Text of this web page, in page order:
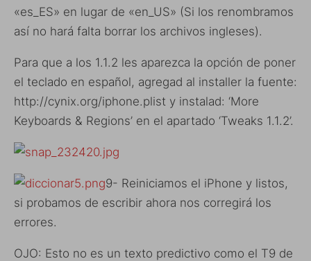
«es_ES» en lugar de «en_US» (Si los renombramos
así no hará falta borrar los archivos ingleses).
Para que a los 1.1.2 les aparezca la opción de poner
el teclado en español, agregad al installer la fuente:
http://cynix.org/iphone.plist y instalad: ‘More
Keyboards & Regions’ en el apartado ‘Tweaks 1.1.2’.
9- Reiniciamos el iPhone y listos,
si probamos de escribir ahora nos corregirá los
errores.
OJO: Esto no es un texto predictivo como el T9 de